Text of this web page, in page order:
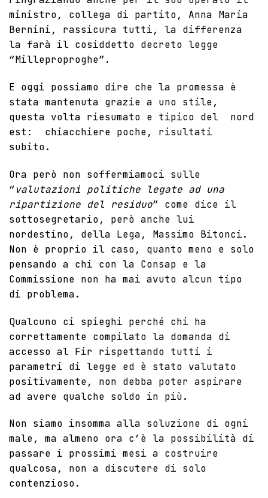
ministro, collega di partito, Anna Maria
Bernini, rassicura tutti, la differenza
la farà il cosiddetto decreto legge
“Milleproproghe”.
E oggi possiamo dire che la promessa è
stata mantenuta grazie a uno stile,
questa volta riesumato e tipico del nord
est: chiacchiere poche, risultati
subito.
Ora però non soffermiamoci sulle
“valutazioni politiche legate ad una
ripartizione del residuo” come dice il
sottosegretario, però anche lui
nordestino, della Lega, Massimo Bitonci.
Non è proprio il caso, quanto meno e solo
pensando a chi con la Consap e la
Commissione non ha mai avuto alcun tipo
di problema.
Qualcuno ci spieghi perché chi ha
correttamente compilato la domanda di
accesso al Fir rispettando tutti i
parametri di legge ed è stato valutato
positivamente, non debba poter aspirare
ad avere qualche soldo in più.
Non siamo insomma alla soluzione di ogni
male, ma almeno ora c’è la possibilità di
passare i prossimi mesi a costruire
qualcosa, non a discutere di solo
contenzioso.